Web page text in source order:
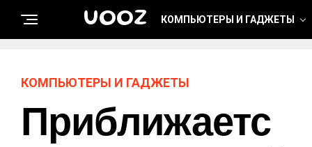
UOOZ КОМПЬЮТЕРЫ И ГАДЖЕТЫ
КОМПЬЮТЕРЫ И ГАДЖЕТЫ
Приближаетс